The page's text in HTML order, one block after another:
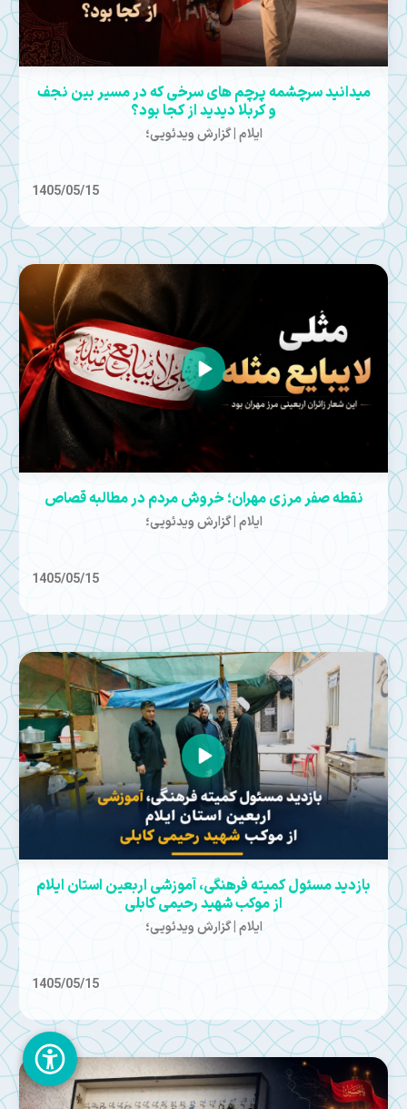
میدانید سرچشمه پرچم های سرخی که در مسیر بین نجف
و کربلا دیدید از کجا بود؟
ایلام | گزارش ویدئویی؛
1405/05/15
نقطه صفر مرزی مهران؛ خروش مردم در مطالبه قصاص
ایلام | گزارش ویدئویی؛
1405/05/15
بازدید مسئول کمیته فرهنگی، آموزشی اربعین استان ایلام
از موکب شهید رحیمی کابلی
ایلام | گزارش ویدئویی؛
1405/05/15